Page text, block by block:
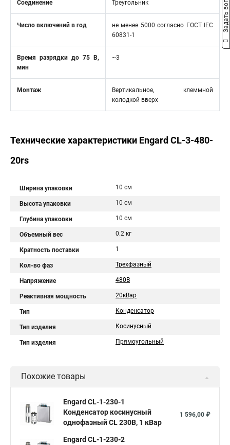
Соединение Треугольник
Число включений в год
не менее 5000 согласно ГОСТ IEC
60831-1
Время разрядки до 75 В,
мин
~3
Монтаж
Вертикальное, клеммной
колодкой вверх
Технические характеристики Engard CL-3-480-
20rs
Ширина упаковки 10 см
Высота упаковки 10 см
Глубина упаковки 10 см
Объемный вес 0.2 кг
Кратность поставки 1
Кол-во фаз Трехфазный
Напряжение 480В
Реактивная мощность 20кВар
Тип Конденсатор
Тип изделия Косинусный
Тип изделия Прямоугольный
Похожие товары
Engard CL-1-230-1
Конденсатор косинусный
однофазный CL 230В, 1 кВар
1 596,00 ₽
Engard CL-1-230-2
Задать вопрос